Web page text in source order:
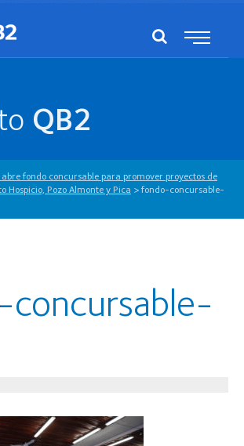
QB2
abre fondo concursable para promover proyectos de
Hospicio, Pozo Almonte y Pica > fondo-concursable-